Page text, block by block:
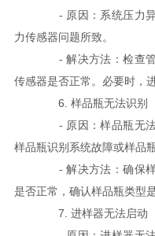
- 原因：系统压力异
力传感器问题所致。
- 解决方法：检查管
传感器是否正常。必要时，
6. 样品瓶无法识别
- 原因：样品瓶无法
样品瓶识别系统故障或样品
- 解决方法：确保样
是否正常，确认样品瓶类型
7. 进样器无法启动